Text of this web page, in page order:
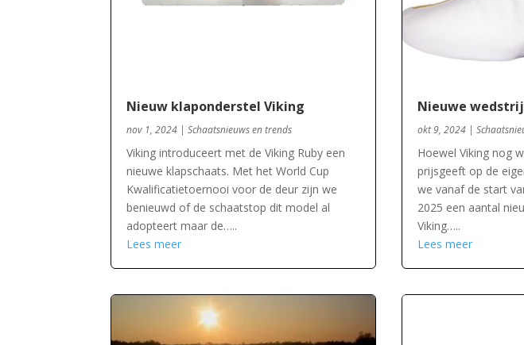
Nieuw klaponderstel Viking
nov 1, 2024 |Schaatsnieuws en trends
Viking introduceert met de Viking Ruby een
nieuwe klapschaats. Met het World Cup
Kwalificatietoernooi voor de deur zijn we
benieuwd of de schaatstop dit model al
adopteert maar de…..
Lees meer
Nieuwe
okt 9, 2024 |
Hoewel Viking nog
prijsgeeft op de
we vanaf de start
2025 een aantal
Viking…..
Lees meer